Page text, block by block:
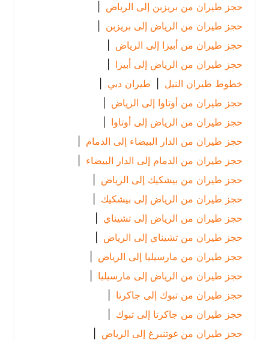
حجز طيران من بريزبن إلى الرياض
|
حجز طيران من الرياض إلى بريزبن |
حجز طيران من أبيزا إلى الرياض
|
حجز طيران من الرياض إلى أبيزا
خطوط طيران النيل | طيران دبي |
حجز طيران من أوتاوا إلى الرياض
|
حجز طيران من الرياض إلى أوتاوا |
حجز طيران من الدار البيضاء إلى الدمام
|
حجز طيران من الدمام إلى الدار البيضاء |
حجز طيران من بيشكيك إلى الرياض
|
حجز طيران من الرياض إلى بيشكيك |
حجز طيران من الرياض إلى تشيناي |
حجز طيران من تشيناي إلى الرياض
|
حجز طيران من مارسيليا إلى الرياض
|
حجز طيران من الرياض إلى مارسيليا |
حجز طيران من تبوك إلى جاكرتا
|
حجز طيران من جاكرتا إلى تبوك
|
حجز طيران من غوتنبرغ إلى الرياض
|